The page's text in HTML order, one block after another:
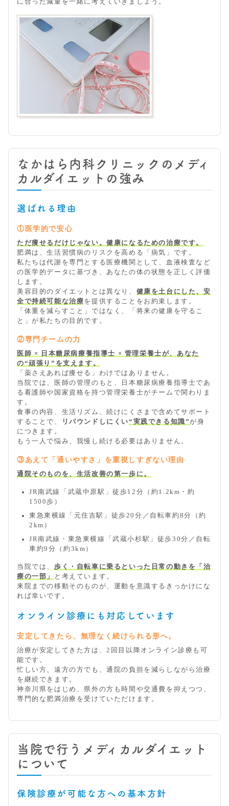
に合った減量を一緒に考えていきましょう。
なかはら内科クリニックのメディ
カルダイエットの強み
選ばれる理由
①医学的で安心
ただ痩せるだけじゃない。健康になるための治療です。
肥満は、生活習慣病のリスクを高める「病気」です。
私たちは代謝を専門とする医療機関として、血液検査など
の医学的データに基づき、あなたの体の状態を正しく評価
します。
美容目的のダイエットとは異なり、 健康を土台にした、安
全で持続可能な治療を提供することをお約束します。
「体重を減らすこと」ではなく、「将来の健康を守るこ
と」が私たちの目的です。
②専門チームの力
医師 × 日本糖尿病療養指導士 × 管理栄養士が、あなた
の“頑張り”を支えます。
「薬さえあれば痩せる」わけではありません。
当院では、医師の管理のもと、日本糖尿病療養指導士であ
る看護師や国家資格を持つ管理栄養士がチームで関わりま
す。
食事の内容、生活リズム、続けにくさまで含めてサポート
することで、
リバウンドしにくい“実践できる知識” が身
につきます。
もう一人で悩み、我慢し続ける必要はありません。
③あえて「通いやすさ」を重視しすぎない理由
通院そのものを、生活改善の第一歩に。
JR南武線「武蔵中原駅」徒歩12分（約1.2km・約
1500歩）
東急東横線「元住吉駅」徒歩20分／自転車約8分（約
2km）
JR南武線・東急東横線「武蔵小杉駅」徒歩30分／自転
車約9分（約3km）
当院では、 歩く・自転車に乗るといった日常の動きを「治
療の一部」
と考えています。
来院までの移動そのものが、運動を意識するきっかけにな
れば幸いです。
オンライン診療にも対応しています
安定してきたら、無理なく続けられる形へ。
治療が安定してきた方は、2回目以降オンライン診療も可
能です。
忙しい方、遠方の方でも、通院の負担を減らしながら治療
を継続できます。
神奈川県をはじめ、県外の方も時間や交通費を抑えつつ、
専門的な肥満治療を受けていただけます。
当院で行うメディカルダイエット
について
保険診療が可能な方への基本方針